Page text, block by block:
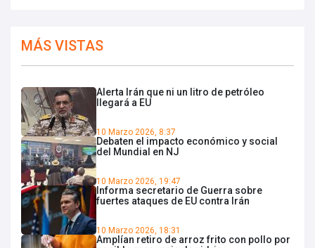
MÁS VISTAS
Alerta Irán que ni un litro de petróleo
llegará a EU
10 Marzo 2026, 8:37
Debaten el impacto económico y social
del Mundial en NJ
10 Marzo 2026, 19:47
Informa secretario de Guerra sobre
fuertes ataques de EU contra Irán
10 Marzo 2026, 18:31
Amplían retiro de arroz frito con pollo por